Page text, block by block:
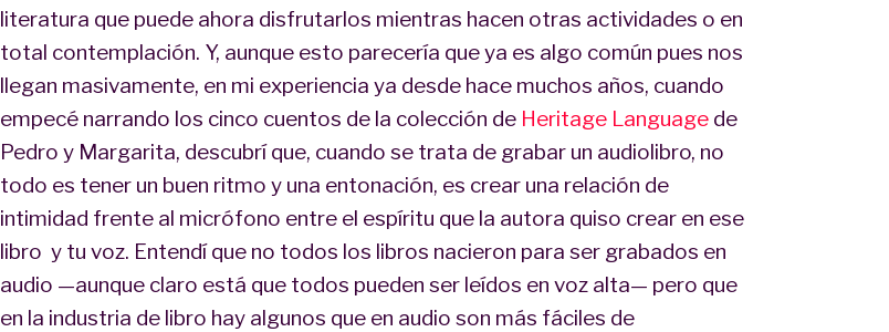
literatura que puede ahora disfrutarlos mientras hacen otras actividades o en
total contemplación. Y, aunque esto parecería que ya es algo común pues nos
llegan masivamente, en mi experiencia ya desde hace muchos años, cuando
empecé narrando los cinco cuentos de la colección de Heritage Language de
Pedro y Margarita, descubrí que, cuando se trata de grabar un audiolibro, no
todo es tener un buen ritmo y una entonación, es crear una relación de
intimidad frente al micrófono entre el espíritu que la autora quiso crear en ese
libro y tu voz. Entendí que no todos los libros nacieron para ser grabados en
audio —aunque claro está que todos pueden ser leídos en voz alta— pero que
en la industria de libro hay algunos que en audio son más fáciles de